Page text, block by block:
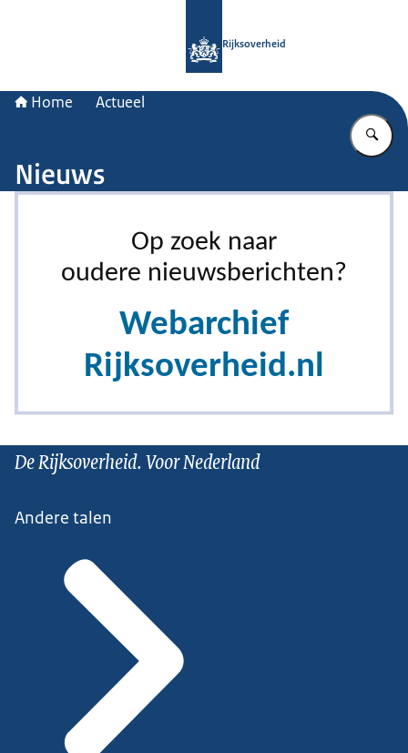
Rijksoverheid
Home Actueel
Nieuws
De Rijksoverheid. Voor Nederland
Andere talen